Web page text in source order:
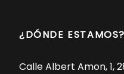
¿DÓNDE ESTAMOS?
Calle Albert Amon, 1,